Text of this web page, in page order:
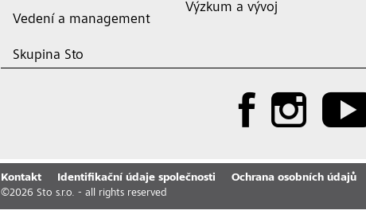
Vedení a management
Skupina Sto
Výzkum a vývoj
Kontakt Identifikační údaje společnosti Ochrana osobních údajů
©2026 Sto s.r.o. - all rights reserved